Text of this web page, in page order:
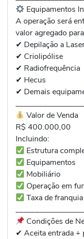
Equipamentos
A operação será
valor agregado
✔ Depilação a
✔ Criolipólise
✔ Radiofrequência
✔ Hecus
✔ Demais
Valor de Venda
R$ 400.000,00
Incluindo:
Estrutura
Equipamentos
Mobiliário
Operação em
Taxa de
Condições de
✔ Aceita entrada +